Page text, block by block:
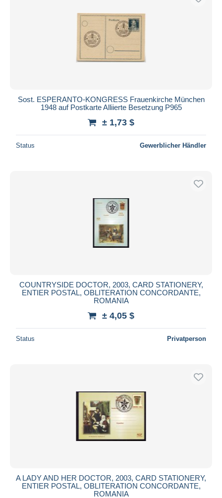
Sost. ESPERANTO-KONGRESS Frauenkirche München
1948 auf Postkarte Alliierte Besetzung P965
± 1,73 $
Status Gewerblicher Händler
COUNTRYSIDE DOCTOR, 2003, CARD STATIONERY,
ENTIER POSTAL, OBLITERATION CONCORDANTE,
ROMANIA
± 4,05 $
Status Privatperson
A LADY AND HER DOCTOR, 2003, CARD STATIONERY,
ENTIER POSTAL, OBLITERATION CONCORDANTE,
ROMANIA